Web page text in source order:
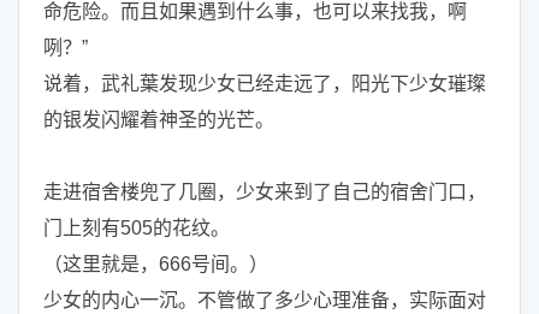
命危险。而且如果遇到什么事，也可以来找我，啊
咧？”
说着，武礼葉发现少女已经走远了，阳光下少女璀璨
的银发闪耀着神圣的光芒。
走进宿舍楼兜了几圈，少女来到了自己的宿舍门口，
门上刻有505的花纹。
（这里就是，666号间。）
少女的内心一沉。不管做了多少心理准备，实际面对